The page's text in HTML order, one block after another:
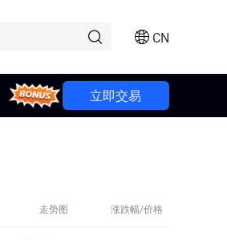
CN
Bonus 立即交易
走势图 涨跌幅/价格